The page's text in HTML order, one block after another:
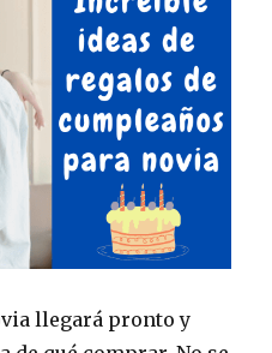
llegará pronto y